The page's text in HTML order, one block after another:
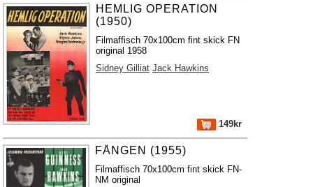
HEMLIG OPERATION
(1950)
Filmaffisch 70x100cm fint skick FN
original 1958
Sidney Gilliat Jack Hawkins
149kr
FÅNGEN (1955)
Filmaffisch 70x100cm fint skick FN-
NM original